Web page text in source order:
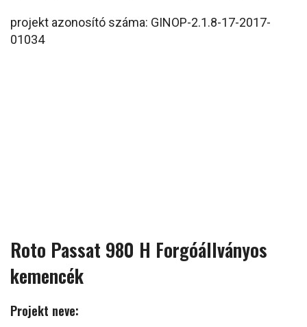
projekt azonosító száma: GINOP-2.1.8-17-2017-
01034
Roto Passat 980 H Forgóállványos
kemencék
Projekt neve: